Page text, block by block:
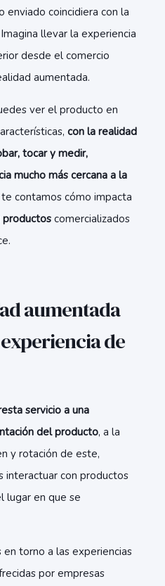
enviado coincidiera con la
llevar la experiencia
desde el comercio
aumentada.
ver el producto en
con la realidad
tocar y medir,
mucho más cercana a la
contamos cómo impacta
productos comercializados
aumentada
de
servicio a una
del producto, a la
y rotación de este,
interactuar con productos
lugar en que se
en torno a las experiencias
por empresas